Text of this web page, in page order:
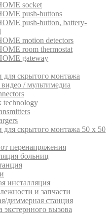
socket
push-buttons
push-button, battery-
motion detectors
room thermostat
gateway
для скрытого монтажа
/ мультимедиа
technology
для скрытого монтажа 50 x 50
перенапряжения
больниц
инсталляция
и запчасти
диммерная станция
экстернного вызова